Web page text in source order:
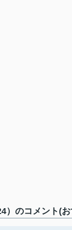
）のコメント(